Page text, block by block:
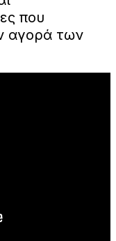
που
αγορά των